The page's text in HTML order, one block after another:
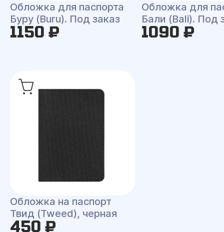
Обложка для паспорта
Буру (Buru). Под заказ
1150 ₽
Обложка для
Бали (Bali). Под
1090 ₽
Обложка на паспорт
Твид (Tweed), черная
450 ₽